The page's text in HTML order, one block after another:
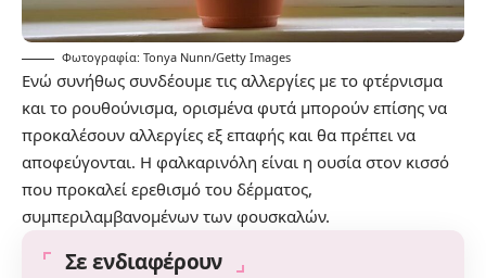
Φωτογραφία: Tonya Nunn/Getty Images
Ενώ συνήθως συνδέουμε τις αλλεργίες με το φτέρνισμα
και το ρουθούνισμα, ορισμένα φυτά μπορούν επίσης να
προκαλέσουν αλλεργίες εξ επαφής και θα πρέπει να
αποφεύγονται. Η φαλκαρινόλη είναι η ουσία στον κισσό
που προκαλεί ερεθισμό του δέρματος,
συμπεριλαμβανομένων των φουσκαλών.
Σε ενδιαφέρουν